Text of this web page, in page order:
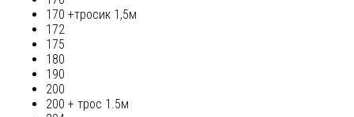
170 +тросик 1,5м
172
175
180
190
200
200 + трос 1.5м